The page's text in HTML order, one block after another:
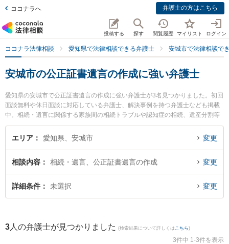
ココナラへ 弁護士の方はこちら
投稿する 探す 閲覧履歴 マイリスト ログイン
ココナラ法律相談 愛知県で法律相談できる弁護士 安城市で法律相談で
安城市の公正証書遺言の作成に強い弁護士
愛知県の安城市で公正証書遺言の作成に強い弁護士が3名見つかりました。初回
面談無料や休日面談に対応している弁護士、解決事例を持つ弁護士なども掲載
中。相続・遺言に関係する家族間の相続トラブルや認知症の相続、遺産分割等
の細かな分野での絞り込み検索もでき便利です。特に安城カトレア法律事務所
の猪瀬 秀美弁護士や弁護士法人碧総合法律事務所の本多 朱里弁護士、財前法律
ルを今すぐに弁護士に相談したい』『公正証書遺言の作成のトラブル解決の実
績豊富な近くの弁護士を検索したい』『初回相談無料で公正証書遺言の作成を
法律相談できる安城市内の弁護士に相談予約したい』などでお困りの相談者さ
エリア 愛知県、安城市 変更
相談内容 相続・遺言、公正証書遺言の作成 変更
詳細条件 未選択 変更
3 人の弁護士が見つかりました (検索結果について詳しくは こちら)
3件中 1-3件を表示